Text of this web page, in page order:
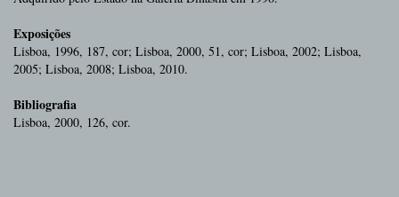
Exposições
Lisboa, 1996, 187, cor; Lisboa, 2000, 51, cor; Lisboa, 2002; Lisboa,
2005; Lisboa, 2008; Lisboa, 2010.
Bibliografia
Lisboa, 2000, 126, cor.